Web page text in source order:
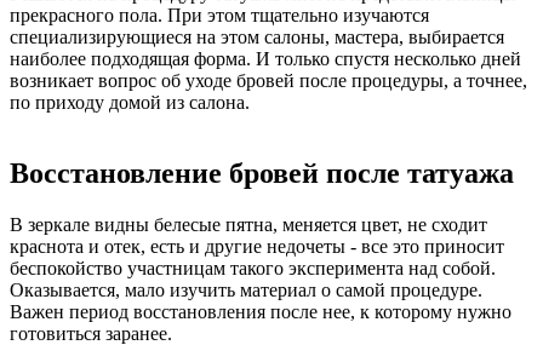
прекрасного пола. При этом тщательно изучаются
специализирующиеся на этом салоны, мастера, выбирается
наиболее подходящая форма. И только спустя несколько дней
возникает вопрос об уходе бровей после процедуры, а точнее,
по приходу домой из салона.
Восстановление бровей после татуажа
В зеркале видны белесые пятна, меняется цвет, не сходит
краснота и отек, есть и другие недочеты - все это приносит
беспокойство участницам такого эксперимента над собой.
Оказывается, мало изучить материал о самой процедуре.
Важен период восстановления после нее, к которому нужно
готовиться заранее.